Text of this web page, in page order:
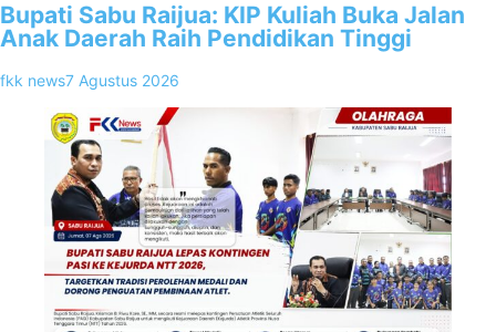
Bupati Sabu Raijua: KIP Kuliah Buka Jalan
Anak Daerah Raih Pendidikan Tinggi
fkk news7 Agustus 2026